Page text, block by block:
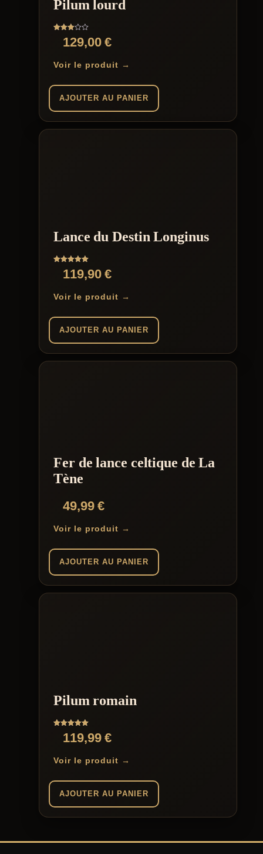
Pilum lourd
Note129,00€
Voir le produit →
AJOUTER AU PANIER
Lance du Destin Longinus
Note119,90€
Voir le produit →
AJOUTER AU PANIER
Fer de lance celtique de La
Tène
49,99€
Voir le produit →
AJOUTER AU PANIER
Pilum romain
Note119,99€
Voir le produit →
AJOUTER AU PANIER